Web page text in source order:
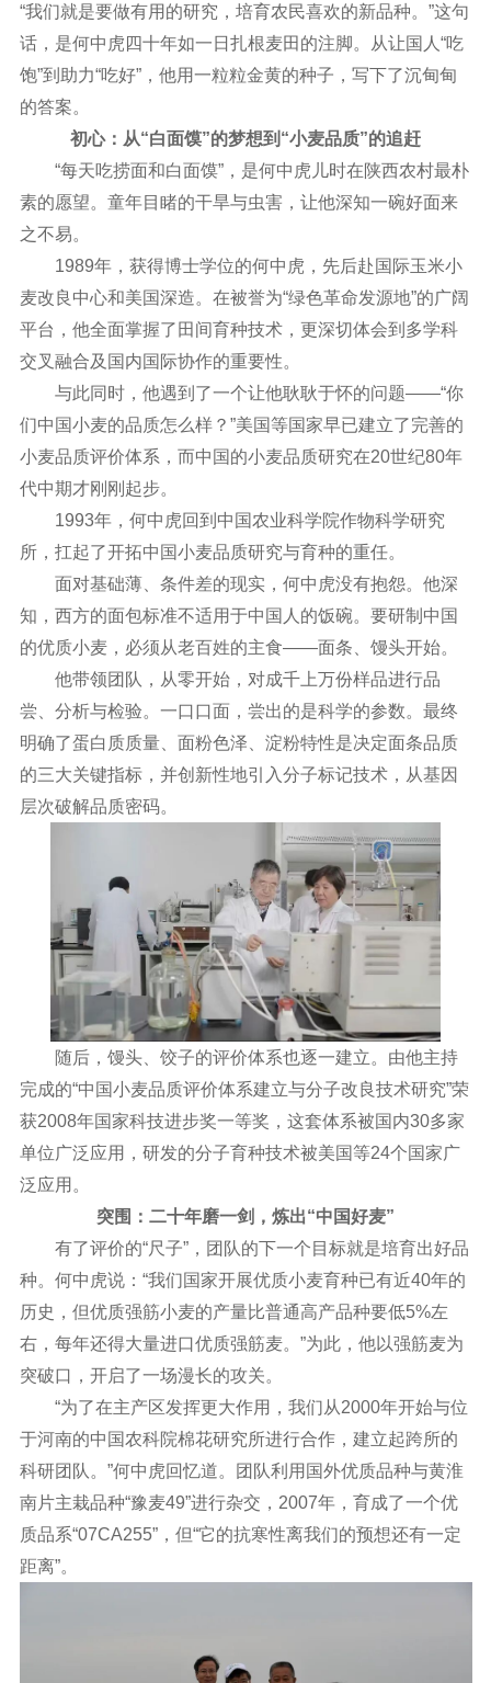
“我们就是要做有用的研究，培育农民喜欢的新品种。”这句
话，是何中虎四十年如一日扎根麦田的注脚。从让国人“吃
饱”到助力“吃好”，他用一粒粒金黄的种子，写下了沉甸甸
的答案。
初心：从“白面馍”的梦想到“小麦品质”的追赶
“每天吃捞面和白面馍”，是何中虎儿时在陕西农村最朴
素的愿望。童年目睹的干旱与虫害，让他深知一碗好面来
之不易。
1989年，获得博士学位的何中虎，先后赴国际玉米小
麦改良中心和美国深造。在被誉为“绿色革命发源地”的广阔
平台，他全面掌握了田间育种技术，更深切体会到多学科
交叉融合及国内国际协作的重要性。
与此同时，他遇到了一个让他耿耿于怀的问题——“你
们中国小麦的品质怎么样？”美国等国家早已建立了完善的
小麦品质评价体系，而中国的小麦品质研究在20世纪80年
代中期才刚刚起步。
1993年，何中虎回到中国农业科学院作物科学研究
所，扛起了开拓中国小麦品质研究与育种的重任。
面对基础薄、条件差的现实，何中虎没有抱怨。他深
知，西方的面包标准不适用于中国人的饭碗。要研制中国
的优质小麦，必须从老百姓的主食——面条、馒头开始。
他带领团队，从零开始，对成千上万份样品进行品
尝、分析与检验。一口口面，尝出的是科学的参数。最终
明确了蛋白质质量、面粉色泽、淀粉特性是决定面条品质
的三大关键指标，并创新性地引入分子标记技术，从基因
层次破解品质密码。
随后，馒头、饺子的评价体系也逐一建立。由他主持
完成的“中国小麦品质评价体系建立与分子改良技术研究”荣
获2008年国家科技进步奖一等奖，这套体系被国内30多家
单位广泛应用，研发的分子育种技术被美国等24个国家广
泛应用。
突围：二十年磨一剑，炼出“中国好麦”
有了评价的“尺子”，团队的下一个目标就是培育出好品
种。何中虎说：“我们国家开展优质小麦育种已有近40年的
历史，但优质强筋小麦的产量比普通高产品种要低5%左
右，每年还得大量进口优质强筋麦。”为此，他以强筋麦为
突破口，开启了一场漫长的攻关。
“为了在主产区发挥更大作用，我们从2000年开始与位
于河南的中国农科院棉花研究所进行合作，建立起跨所的
科研团队。”何中虎回忆道。团队利用国外优质品种与黄淮
南片主栽品种“豫麦49”进行杂交，2007年，育成了一个优
质品系“07CA255”，但“它的抗寒性离我们的预想还有一定
距离”。